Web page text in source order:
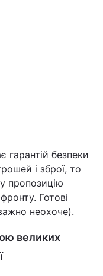
гарантій безпеки
і зброї, то
пропозицію
Готові
неохоче).
великих